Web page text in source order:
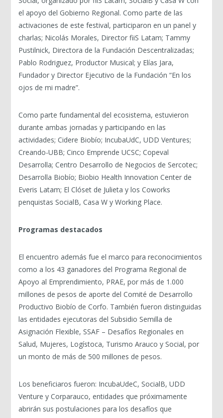
el apoyo del Gobierno Regional. Como parte de las
activaciones de este festival, participaron en un panel y
charlas; Nicolás Morales, Director fiiS Latam; Tammy
Pustilnick, Directora de la Fundación Descentralizadas;
Pablo Rodriguez, Productor Musical; y Elías Jara,
Fundador y Director Ejecutivo de la Fundación “En los
ojos de mi madre”.
Como parte fundamental del ecosistema, estuvieron
durante ambas jornadas y participando en las
actividades; Cidere Biobío; IncubaUdC, UDD Ventures;
Creando-UBB; Cinco Emprende UCSC; Copeval
Desarrolla; Centro Desarrollo de Negocios de Sercotec;
Desarrolla Biobío; Biobio Health Innovation Center de
Everis Latam; El Clóset de Julieta y los Coworks
penquistas SocialB, Casa W y Working Place.
Programas destacados
El encuentro además fue el marco para reconocimientos
como a los 43 ganadores del Programa Regional de
Apoyo al Emprendimiento, PRAE, por más de 1.000
millones de pesos de aporte del Comité de Desarrollo
Productivo Biobío de Corfo. También fueron distinguidas
las entidades ejecutoras del Subsidio Semilla de
Asignación Flexible, SSAF – Desafíos Regionales en
Salud, Mujeres, Logístoca, Turismo Arauco y Social, por
un monto de más de 500 millones de pesos.
Los beneficiaros fueron: IncubaUdeC, SocialB, UDD
Venture y Corparauco, entidades que próximamente
abrirán sus postulaciones para los desafíos que